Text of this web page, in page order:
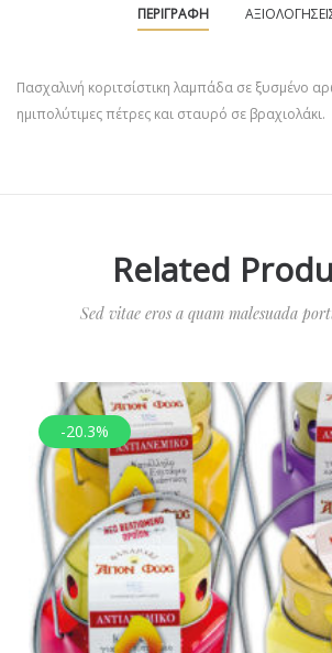
ΠΕΡΙΓΡΑΦΉ
Πασχαλινή κοριτσίστικη λαμπάδα σε ξυσμένο
ημιπολύτιμες πέτρες και σταυρό σε βραχιολάκι.
Related
Sed vitae eros a quam malesuada
-20.3%